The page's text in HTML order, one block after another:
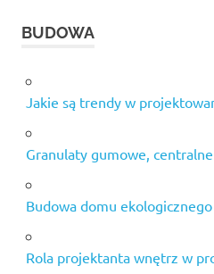
BUDOWA
Jakie są trendy w
Granulaty gumowe,
Budowa domu
Rola projektanta wnętrz w